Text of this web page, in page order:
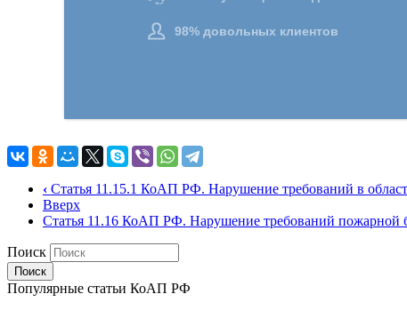
‹ Статья 11.15.1 КоАП РФ. Нарушение требований в
Вверх
Статья 11.16 КоАП РФ. Нарушение требований пожарной
Поиск
Популярные статьи КоАП РФ